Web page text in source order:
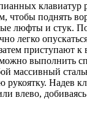
клавиатур
чтобы поднять
люфты и стук.
легко
приступают
выполнить
массивный
Надев
влево,